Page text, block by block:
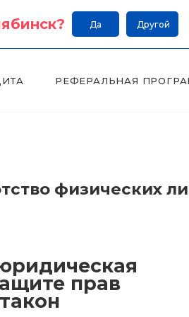
? Да Другой
РЕФЕРАЛЬНАЯ
физических
прав